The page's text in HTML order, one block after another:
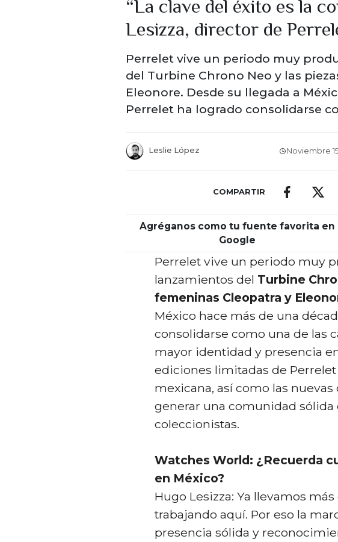
“La clave del éxito es la
Lesizza, director de
Perrelet vive un periodo muy
del Turbine Chrono Neo y las
Eleonore. Desde su llegada a
Perrelet ha logrado consolidarse
Leslie López Noviembre
COMPARTIR
Agréganos como tu fuente favorita en
Google
Perrelet vive un periodo muy
lanzamientos del Turbine
femeninas Cleopatra y
México hace más de una
consolidarse como una de las
mayor identidad y presencia
ediciones limitadas de
mexicana, así como las
generar una comunidad sólida
coleccionistas.
Watches World: ¿Recuerda
en México?
Hugo Lesizza: Ya llevamos
trabajando aquí. Por eso la
presencia sólida y